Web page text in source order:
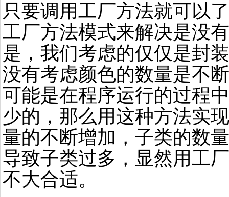
只要调用工厂方法就可以
工厂方法模式来解决是没
是，我们考虑的仅仅是封
没有考虑颜色的数量是不
可能是在程序运行的过程
少的，那么用这种方法实
量的不断增加，子类的数
导致子类过多，显然用工
不大合适。